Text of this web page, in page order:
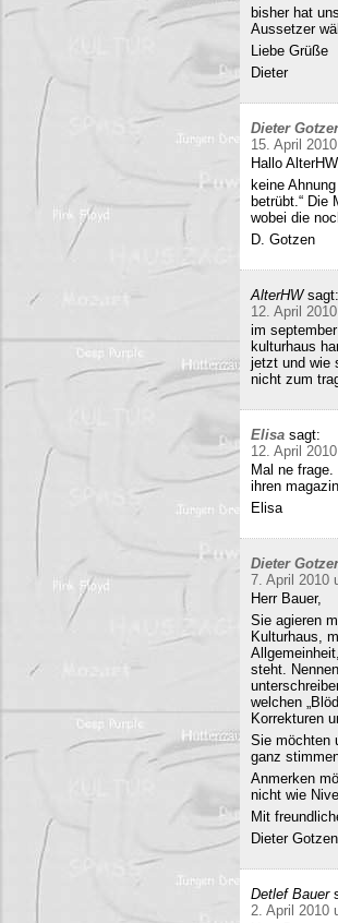
bisher hat
Aussetzer
Liebe Grüße
Dieter
Dieter
15. April
Hallo
keine
betrübt.“ Die
wobei die
D. Gotzen
AlterHW sagt:
12. April
im
kulturhaus
jetzt und wie
nicht zum
Elisa sagt:
12. April
Mal ne
ihren
Elisa
Dieter
7. April 2010
Herr Bauer,
Sie agieren
Kulturhaus,
steht.
welchen
Korrekturen
Sie möchten
ganz
Anmerken
nicht wie
Mit
Dieter Gotzen
Detlef Bauer
2. April 2010